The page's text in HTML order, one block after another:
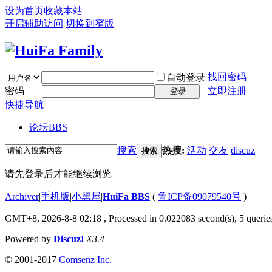
设为首页收藏本站
开启辅助访问 切换到窄版
自动登录 找回密码
密码
登录
立即注册
快捷导航
论坛BBS
搜索 搜索 热搜: 活动 交友 discuz
请先登录后才能继续浏览
Archiver|手机版|小黑屋|HuiFa BBS ( 鲁ICP备09079540号 )
GMT+8, 2026-8-8 02:18 , Processed in 0.022083 second(s), 5
Powered by Discuz! X3.4
© 2001-2017 Comsenz Inc.